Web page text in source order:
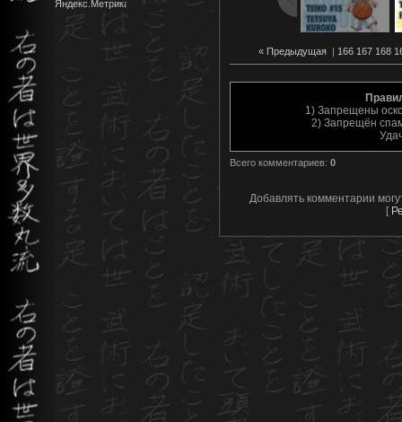
« Предыдущая | 166 167 168
1) Запрещены
2) Запрещён
Всего комментариев: 0
Добавлять комментарии
[